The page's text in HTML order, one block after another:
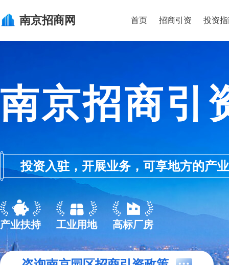
南京招商网 首页 招商引资 投资
南京招商引
投资入驻，开展业务，可享地方的产
产业扶持 工业用地 高标厂房